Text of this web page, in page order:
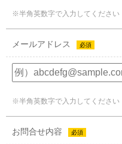
※半角英数字で入力してください
メールアドレス 必須
※半角英数字で入力してください
お問合せ内容 必須